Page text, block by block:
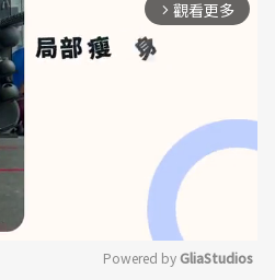
arrow_forward_ios 觀看更多
Powered by GliaStudios